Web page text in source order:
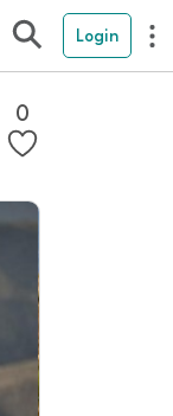
Login
0